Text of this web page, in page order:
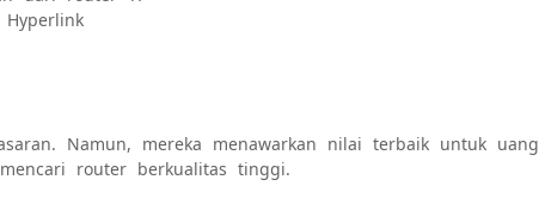
Hyperlink
Namun, mereka menawarkan nilai terbaik untuk uang
router berkualitas tinggi.